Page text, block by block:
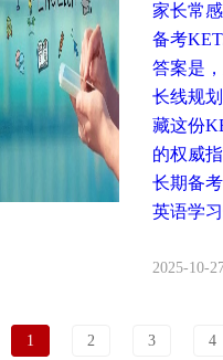
家长常
备考
答案是
长线规
藏这份
的权威
长期备
英语学
2025-10-
1 2 3 4